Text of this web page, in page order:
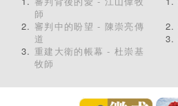
師
審判中的盼望 - 陳崇亮傳
道
重建大衛的帳幕 - 杜崇基
牧師